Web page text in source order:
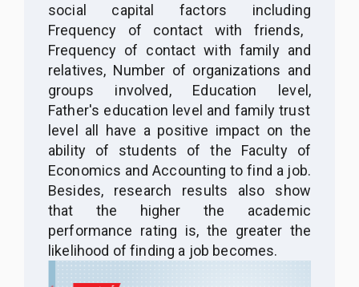
social capital factors including
Frequency of contact with friends,
Frequency of contact with family and
relatives, Number of organizations and
groups involved, Education level,
Father's education level and family trust
level all have a positive impact on the
ability of students of the Faculty of
Economics and Accounting to find a job.
Besides, research results also show
that the higher the academic
performance rating is, the greater the
likelihood of finding a job becomes.